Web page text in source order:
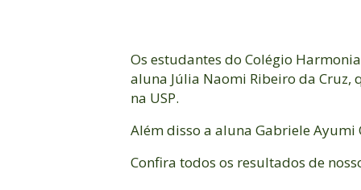
Os estudantes do Colégio
aluna Júlia Naomi Ribeiro da Cruz,
na USP.
Além disso a aluna Gabriele Ayumi
Confira todos os resultados de